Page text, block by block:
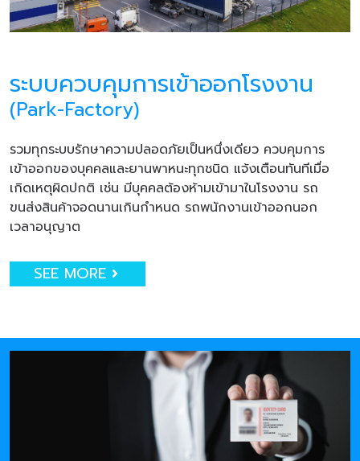
ระบบควบคุมการเข้าออกโรงงาน
(Park-Factory)
รวมทุกระบบรักษาความปลอดภัยเป็นหนึ่งเดียว ควบคุมการ
เข้าออกของบุคคลและยานพาหนะทุกชนิด แจ้งเตือนทันทีเมื่อ
เกิดเหตุผิดปกติ เช่น มีบุคคลต้องห้ามเข้ามาในโรงงาน รถ
ขนส่งสินค้าจอดนานเกินกำหนด รถพนักงานเข้าออกนอก
เวลาอนุญาต
SEE MORE